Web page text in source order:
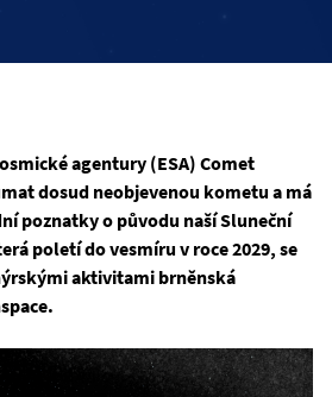
agentury (ESA) Comet
dosud neobjevenou kometu a má
poznatky o původu naší Sluneční
poletí do vesmíru v roce 2029, se
aktivitami brněnská